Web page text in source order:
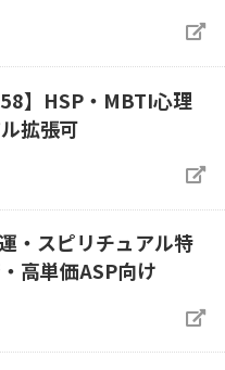
】HSP・MBTI心理
拡張可
・スピリチュアル特
高単価ASP向け